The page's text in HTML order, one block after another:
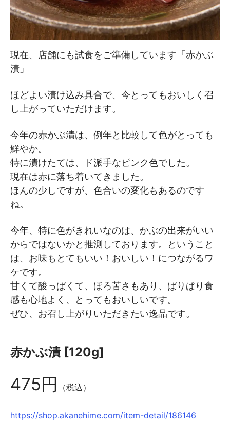
現在、店舗にも試食をご準備しています「赤かぶ
漬」
ほどよい漬け込み具合で、今とってもおいしく召
し上がっていただけます。
今年の赤かぶ漬は、例年と比較して色がとっても
鮮やか。
特に漬けたては、ド派手なピンク色でした。
現在は赤に落ち着いてきました。
ほんの少しですが、色合いの変化もあるのです
ね。
今年、特に色がきれいなのは、かぶの出来がいい
からではないかと推測しております。ということ
は、お味もとてもいい！おいしい！につながるワ
ケです。
甘くて酸っぱくて、ほろ苦さもあり、ぱりぱり食
感も心地よく、とってもおいしいです。
ぜひ、お召し上がりいただきたい逸品です。
赤かぶ漬 [120g]
475円 （税込）
https://shop.akanehime.com/item-detail/186146